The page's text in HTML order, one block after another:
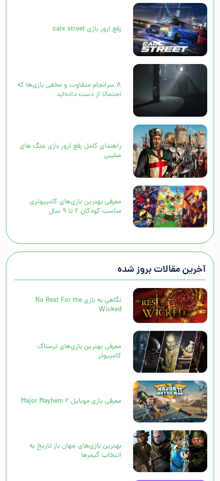
رفع ارور بازی carx street
۸ سرانجام متفاوت و مخفی بازی‌ها که
احتمالا از دست داده‌اید
راهنمای کامل رفع ارور بازی جنگ های
صلیبی
معرفی بهترین بازی‌های کامپیوتری
مناسب کودکان ۲ تا ۹ سال
آخرین مقالات بروز شده
نگاهی به بازی No Rest For the
Wicked
معرفی بهترین بازی‌های ترسناک
کامپیوتر
معرفی بازی موبایل Major Mayhem 2
بهترین بازی‌های جهان باز تاریخ به
انتخاب گیمرها